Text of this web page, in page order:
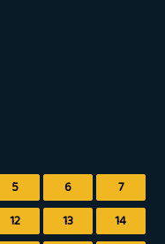
5 6
7
12 13
14